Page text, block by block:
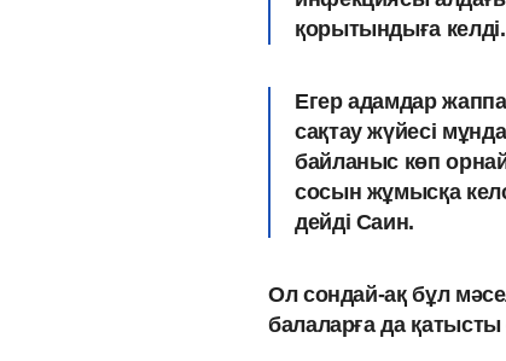
қорытындыға келді.
Егер адамдар
сақтау жүйесі
байланыс көп
сосын жұмысқа
дейді Саин.
Ол сондай-ақ бұл
балаларға да қатысты